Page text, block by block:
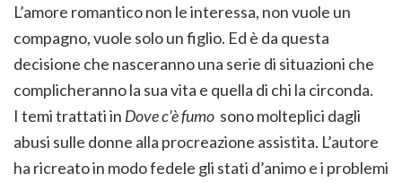
L’amore romantico non le interessa, non vuole un
compagno, vuole solo un figlio. Ed è da questa
decisione che nasceranno una serie di situazioni che
complicheranno la sua vita e quella di chi la circonda.
I temi trattati in Dove c’è fumo sono molteplici dagli
abusi sulle donne alla procreazione assistita. L’autore
ha ricreato in modo fedele gli stati d’animo e i problemi